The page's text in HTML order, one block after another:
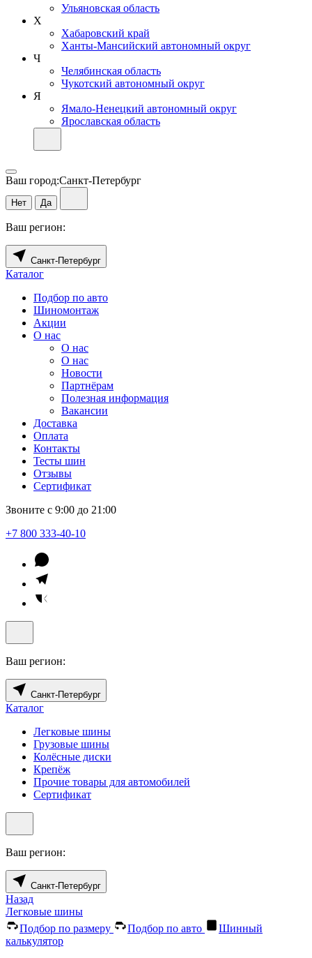
Ульяновская область
Х
Хабаровский край
Ханты-Мансийский автономный округ
Ч
Челябинская область
Чукотский автономный округ
Я
Ямало-Ненецкий автономный округ
Ярославская область
Ваш город:Санкт-Петербург
Нет Да
Ваш регион:
Санкт-Петербург
Каталог
Подбор по авто
Шиномонтаж
Акции
О нас
О нас
О нас
Новости
Партнёрам
Полезная информация
Вакансии
Доставка
Оплата
Контакты
Тесты шин
Отзывы
Сертификат
Звоните с 9:00 до 21:00
+7 800 333-40-10
Ваш регион:
Санкт-Петербург
Каталог
Легковые шины
Грузовые шины
Колёсные диски
Крепёж
Прочие товары для автомобилей
Сертификат
Ваш регион:
Санкт-Петербург
Назад
Легковые шины
Подбор по размеру
Подбор по авто
Шинный
калькулятор